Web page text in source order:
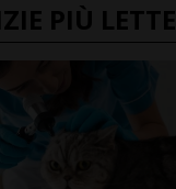
PIÙ LETTE